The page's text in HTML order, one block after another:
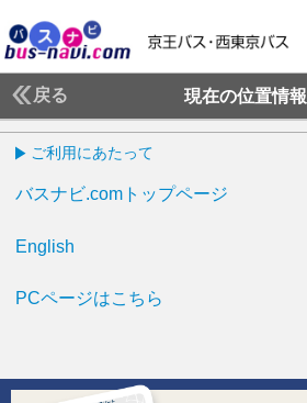
戻る 現在の位置情報
ご利用にあたって
バスナビ.comトップページ
English
PCページはこちら